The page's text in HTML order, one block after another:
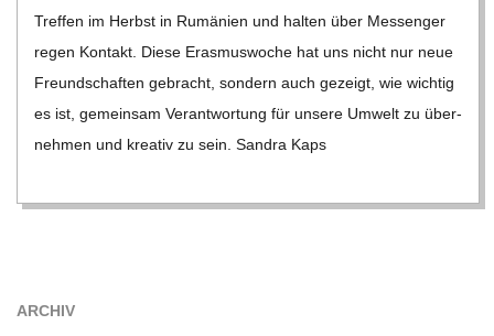
Tref­fen im Herbst in Rumä­nien und hal­ten über Mes­sen­ger
regen Kon­takt. Diese Eras­mus­wo­che hat uns nicht nur neue
Freund­schaf­ten gebracht, son­dern auch gezeigt, wie wich­tig
es ist, gemein­sam Ver­ant­wor­tung für unsere Umwelt zu über­
neh­men und krea­tiv zu sein. San­dra Kaps
ARCHIV